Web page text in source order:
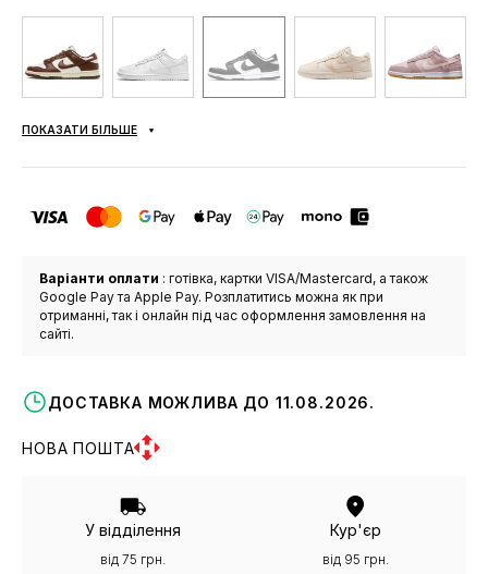
ПОКАЗАТИ БІЛЬШЕ
Варіанти оплати : готівка, картки VISA/Mastercard, а також
Google Pay та Apple Pay. Розплатитись можна як при
отриманні, так і онлайн під час оформлення замовлення на
сайті.
ДОСТАВКА МОЖЛИВА ДО 11.08.2026.
НОВА ПОШТА
У відділення
від 75 грн.
Кур'єр
від 95 грн.